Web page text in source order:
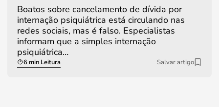
Boatos sobre cancelamento de dívida por
internação psiquiátrica está circulando nas
redes sociais, mas é falso. Especialistas
informam que a simples internação
psiquiátrica…
6 min Leitura Salvar artigo